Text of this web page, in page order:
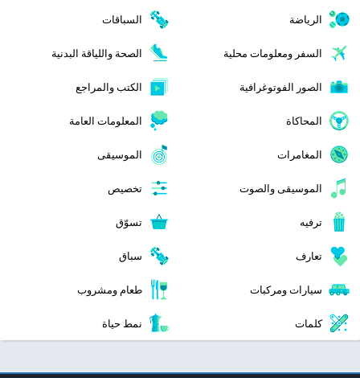
الرياضة السباقات
السفر ومعلومات محلية الصحة واللياقة البدنية
الصور الفوتوغرافية الكتب والمراجع
المحاكاة المعلومات العامة
المغامرات الموسيقى
الموسيقى والصوت تخصيص
ترفيه تسوّق
تعارف سباق
سيارات ومركبات طعام ومشروب
كلمات نمط حياة